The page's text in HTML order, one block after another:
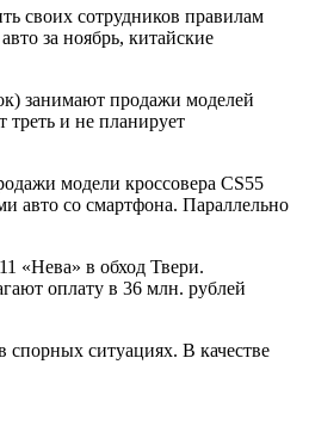
своих сотрудников правилам
за ноябрь, китайские
занимают продажи моделей
и не планирует
модели кроссовера CS55
авто со смартфона. Параллельно
«Нева» в обход Твери.
оплату в 36 млн. рублей
ситуациях. В качестве